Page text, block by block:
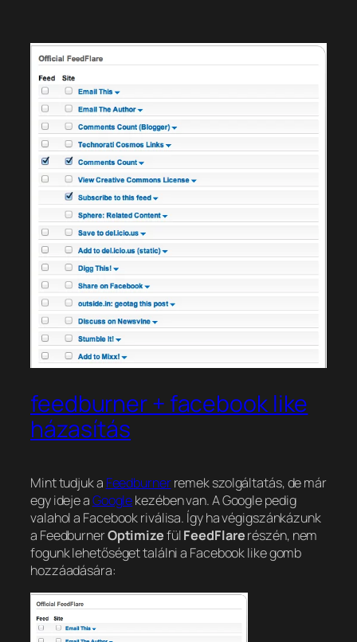
feedburner + facebook like
házasítás
Mint tudjuk a Feedburnerremek szolgáltatás, de már
egy ideje aGooglekezében van. A Google pedig
valahol a Facebook riválisa. Így ha végigszánkázunk
a FeedburnerOptimizefülFeedFlarerészén, nem
fogunk lehetőséget találni a Facebook like gomb
hozzáadására: